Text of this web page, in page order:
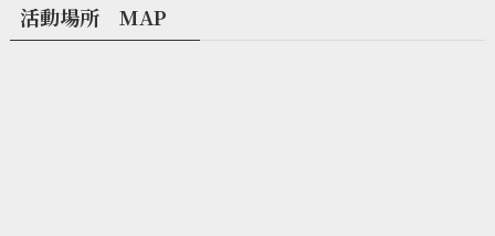
活動場所 MAP